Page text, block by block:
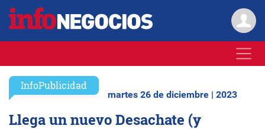
InfoPublicidad
martes 26 de diciembre | 2023
Llega un nuevo Desachate (y